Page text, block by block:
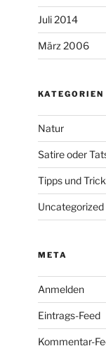
Juli 2014
März 2006
KATEGORIEN
Natur
Satire oder
Tipps und
Uncategorized
META
Anmelden
Eintrags-Feed
Kommentar-